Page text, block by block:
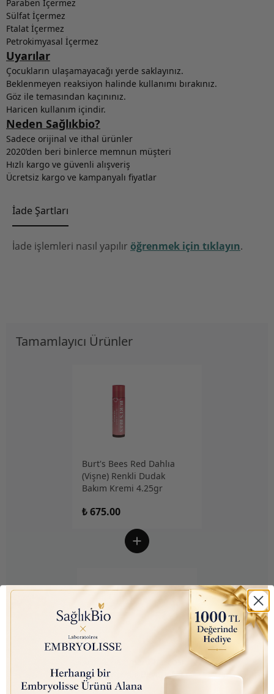
Paraben İçermez
Sülfat İçermez
Ftalat İçermez
Petrokimyasal İçermez
Uyarılar
Çocukların ulaşamayacağı yerde saklayınız.
Beklenmeyen reaksiyon halinde kullanımı bırakınız.
Göz ile temasından kaçınınız.
Haricen kullanım içindir.
Neden Sağlıkbio?
Sadece orijinal ve ithal ürünler
2020’den beri binlerce memnun müşteri
Hızlı kargo ve güvenli alışveriş
Ücretsiz kargo ve kampanyalı fiyatlar
İade Şartları
İade işlemleri nasıl yapılır öğrenmek için tıklayın.
Tamamlayıcı Ürünler
Burt's Bees Red Dahlıa
(Vişne) Renkli Dudak
Bakım Kremi 4.25gr
₺ 675.00
White (Kömür Beyazı) Diş
Macunu 75ml